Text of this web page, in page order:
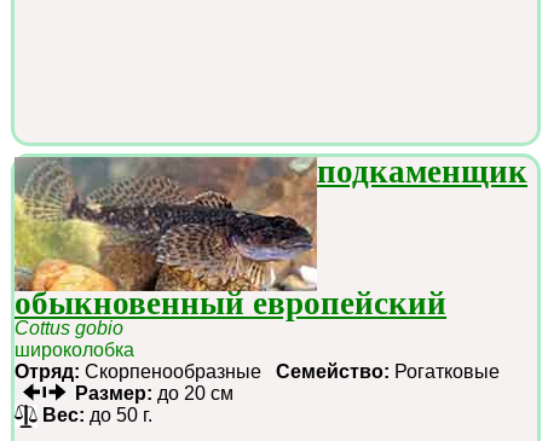
подкаменщик
обыкновенный европейский
Cottus gobio
широколобка
Отряд: Скорпенообразные Семейство: Рогатковые
Размер: до 20 см
Вес: до 50 г.